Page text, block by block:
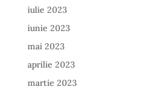
iulie 2023
iunie 2023
mai 2023
aprilie 2023
martie 2023